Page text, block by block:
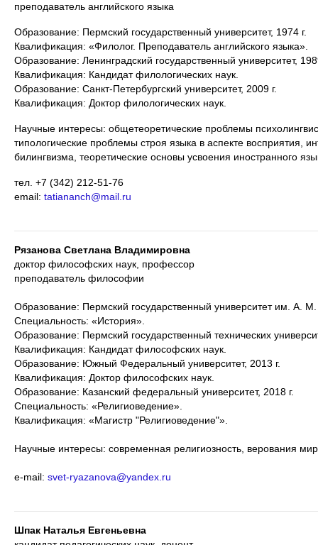
преподаватель английского языка
Образование: Пермский государственный университет, 1974 г.
Квалификация: «Филолог. Преподаватель английского языка».
Образование: Ленинградский государственный университет,
Квалификация: Кандидат филологических наук.
Образование: Санкт-Петербургский университет, 2009 г.
Квалификация: Доктор филологических наук.
Научные интересы: общетеоретические проблемы
типологические проблемы строя языка в аспекте восприятия,
билингвизма, теоретические основы усвоения иностранного
тел. +7 (342) 212-51-76
email: tatiananch@mail.ru
Рязанова Светлана Владимировна
доктор философских наук, профессор
преподаватель философии
Образование: Пермский государственный университет им. А. М.
Специальность: «История».
Образование: Пермский государственный технических
Квалификация: Кандидат философских наук.
Образование: Южный Федеральный университет, 2013 г.
Квалификация: Доктор философских наук.
Образование: Казанский федеральный университет, 2018 г.
Специальность: «Религиоведение».
Квалификация: «Магистр "Религиоведение"».
Научные интересы: современная религиозность, верования
e-mail: svet-ryazanova@yandex.ru
Шпак Наталья Евгеньевна